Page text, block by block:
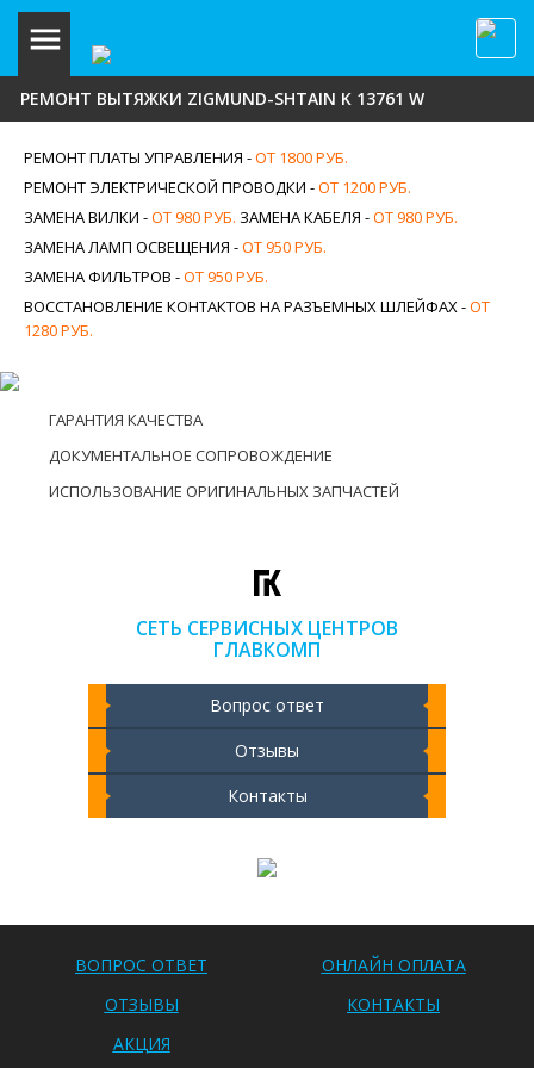
СЕТЬ СЕРВИСНЫХ ЦЕНТРОВ
ГЛАВКОМП
Вопрос ответ
Отзывы
Контакты
РЕМОНТ ВЫТЯЖКИ ZIGMUND-SHTAIN K 13761 W
РЕМОНТ ПЛАТЫ УПРАВЛЕНИЯ -ОТ 1800 РУБ.
РЕМОНТ ЭЛЕКТРИЧЕСКОЙ ПРОВОДКИ -ОТ 1200 РУБ.
ЗАМЕНА ВИЛКИ -ОТ 980 РУБ. ЗАМЕНА КАБЕЛЯ -ОТ 980 РУБ.
ЗАМЕНА ЛАМП ОСВЕЩЕНИЯ -ОТ 950 РУБ.
ЗАМЕНА ФИЛЬТРОВ -ОТ 950 РУБ.
ВОССТАНОВЛЕНИЕ КОНТАКТОВ НА РАЗЪЕМНЫХ ШЛЕЙФАХ -ОТ
1280 РУБ.
ГАРАНТИЯ КАЧЕСТВА
ДОКУМЕНТАЛЬНОЕ СОПРОВОЖДЕНИЕ
ИСПОЛЬЗОВАНИЕ ОРИГИНАЛЬНЫХ ЗАПЧАСТЕЙ
ВОПРОС ОТВЕТ
ОНЛАЙН ОПЛАТА
ОТЗЫВЫ
КОНТАКТЫ
АКЦИЯ